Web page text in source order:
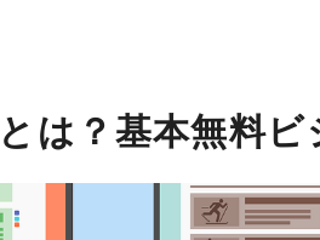
は？基本無料